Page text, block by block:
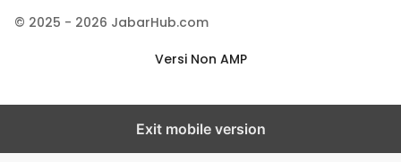
© 2025 - 2026 JabarHub.com
Versi Non AMP
Exit mobile version